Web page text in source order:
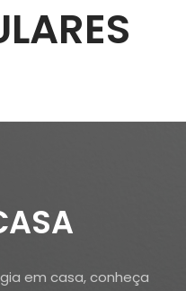
em casa, conheça